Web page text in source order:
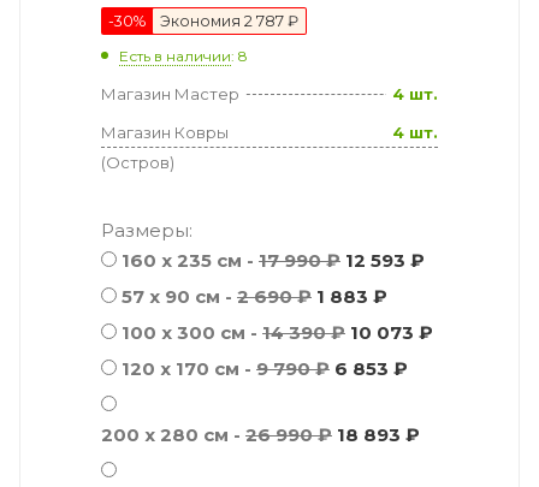
-30% Экономия 2 787 ₽
Есть в наличии: 8
Магазин Мастер
4 шт.
Магазин Ковры
(Остров)
4 шт.
Размеры:
160 x 235 см - 17 990 ₽ 12 593 ₽
57 х 90 см - 2 690 ₽ 1 883 ₽
100 x 300 см - 14 390 ₽ 10 073 ₽
120 x 170 см - 9 790 ₽ 6 853 ₽
200 x 280 см - 26 990 ₽ 18 893 ₽